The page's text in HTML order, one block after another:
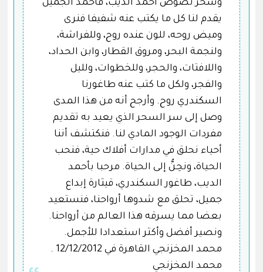
وسحر نصوص أحمد الديب، فأحمد الجميل
يقدم لنا كل ما يكتب عنه شفيفا فنرى
وميض روحه، للون عنده روح، وللفراشة،
ولنجمة البحر، ومروق القطار، وابن الحداد،
واللافتات، والحجر، وللخطوات، ولليل
والفجر، ولكل ما كتب عنه طاغورنا
السكندري روح. وأرجح أنه من هذا المدى
وصل إلى سر السحر الذي يعيد به تقديم
مفردات الوجود المادي لنا. فنكتشف أننا
أحياء نحلق في مدارات أفلاك حية، فنحب
الحياة، ونحِنُّ إلى الحياة. مرحبا بأحمد
الديب، طاغور السكندري، قيثارة إبداع
جميل، تحلق مع شدوها أرواحنا، فنستعيد
بعضا مما يسرقه هذا العالم من أرواحنا.
ونصير أفضل وأكثر استعدادا للأجمل.
محمد المخزنجي القاهرة في 12/12/2012 .
محمد المخزنجي